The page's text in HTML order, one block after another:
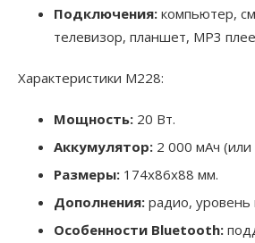
Подключения: компьютер,
телевизор, планшет, МР3
Характеристики M228:
Мощность: 20 Вт.
Аккумулятор: 2 000 мАч (или
Размеры: 174х86х88 мм.
Дополнения: радио, уровень
Особенности Bluetooth: